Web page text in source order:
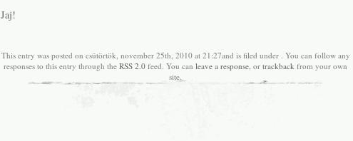
Jaj!
This entry was posted on csütörtök, november 25th, 2010 at 21:27and is filed under . You can follow any
responses to this entry through the RSS 2.0 feed. You can leave a response, or trackback from your own
site.